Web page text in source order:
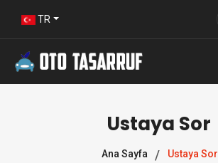
TR
Ustaya Sor
Ana Sayfa Ustaya Sor